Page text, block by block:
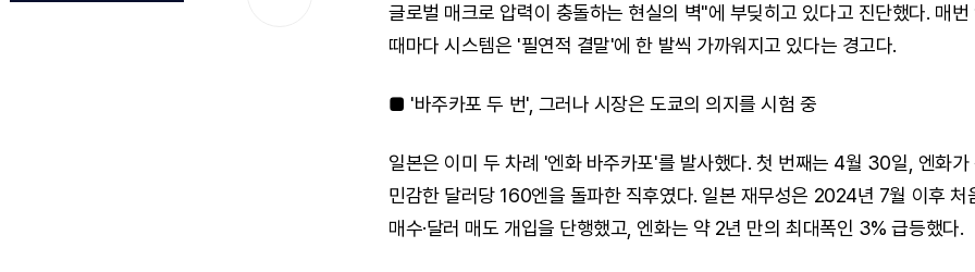
글로벌 매크로 압력이 충돌하는 현실의 벽"에 부딪히고 있다고 진단했다. 매번
때마다 시스템은 '필연적 결말'에 한 발씩 가까워지고 있다는 경고다.
■ '바주카포 두 번', 그러나 시장은 도쿄의 의지를 시험 중
일본은 이미 두 차례 '엔화 바주카포'를 발사했다. 첫 번째는 4월 30일, 엔화가
민감한 달러당 160엔을 돌파한 직후였다. 일본 재무성은 2024년 7월 이후 처
매수·달러 매도 개입을 단행했고, 엔화는 약 2년 만의 최대폭인 3% 급등했다.